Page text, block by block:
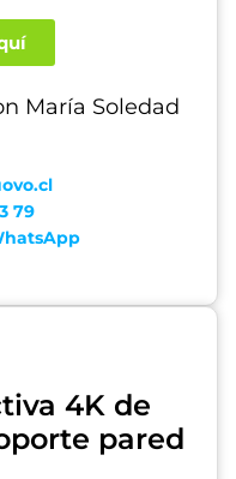
María Soledad
79
4K de
pared